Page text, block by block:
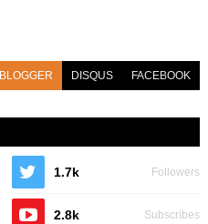
BLOGGER DISQUS FACEBOOK
1.7k Followers
2.8k Subscribes